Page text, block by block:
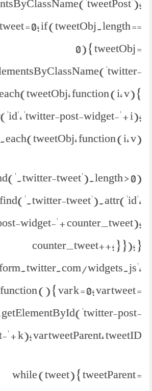
= 0; if (tweetObj.length ==
0) { tweetObj =
function (i, v) {
'twitter-post-widget-' + i);
function (i, v) {
tweet').length > 0)
tweet').attr('id',
widget-' + counter_tweet);
counter_tweet++; } }); }
widgets.js',
function () { var k = 0; var tweet =
post-
' + k); var tweetParent, tweetID;
while (tweet) { tweetParent =